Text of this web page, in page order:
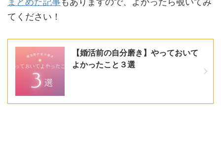
てください！
【婚活前の自分磨き】やっておいて
よかったこと３選